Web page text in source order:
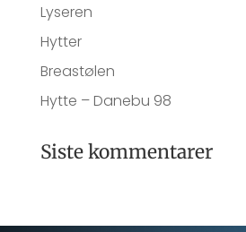
Lyseren
Hytter
Breastølen
Hytte – Danebu 98
Siste kommentarer